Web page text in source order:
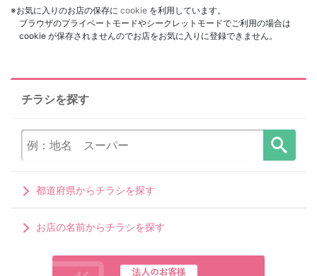
※お気に入りのお店の保存に cookie を利用しています。
ブラウザのプライベートモードやシークレットモードでご利用の場合は
cookie が保存されませんのでお店をお気に入りに登録できません。
チラシを探す
都道府県からチラシを探す
お店の名前からチラシを探す